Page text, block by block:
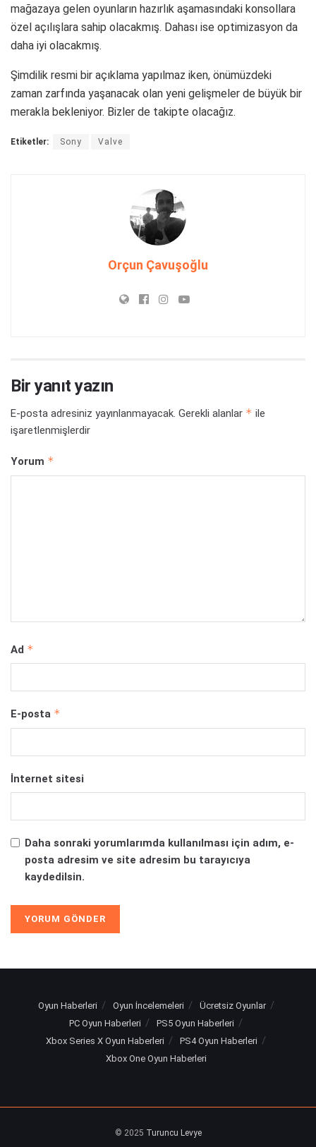
mağazaya gelen oyunların hazırlık aşamasındaki konsollara
özel açılışlara sahip olacakmış. Dahası ise optimizasyon da
daha iyi olacakmış.
Şimdilik resmi bir açıklama yapılmaz iken, önümüzdeki
zaman zarfında yaşanacak olan yeni gelişmeler de büyük bir
merakla bekleniyor. Bizler de takipte olacağız.
Etiketler: Sony Valve
Orçun Çavuşoğlu
Bir yanıt yazın
E-posta adresiniz yayınlanmayacak. Gerekli alanlar * ile
işaretlenmişlerdir
Yorum *
Ad *
E-posta *
İnternet sitesi
Daha sonraki yorumlarımda kullanılması için adım, e-
posta adresim ve site adresim bu tarayıcıya
kaydedilsin.
Oyun Haberleri Oyun İncelemeleri
Ücretsiz Oyunlar
PC Oyun Haberleri
PS5 Oyun Haberleri
Xbox Series X Oyun Haberleri
PS4 Oyun Haberleri
Xbox One Oyun Haberleri
© 2025 Turuncu Levye